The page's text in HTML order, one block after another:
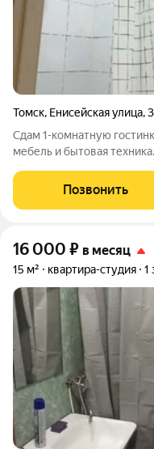
Томск, Енисейская улица,
Сдам 1-комнатную
мебель и бытовая техника.
Позвонить
16 000 ₽ в месяц
15 м² квартира-студия 1